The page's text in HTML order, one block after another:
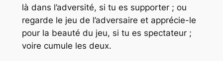
là dans l’adversité, si tu es supporter ; ou
regarde le jeu de l’adversaire et apprécie-le
pour la beauté du jeu, si tu es spectateur ;
voire cumule les deux.